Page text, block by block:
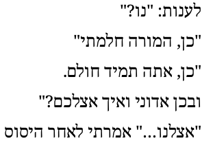
לענות: "נו?"
"כן, המורה חלמתי"
"כן, אתה תמיד חולם.
ובכן אדוני ואיך אצלכם?"
"אצלנו…" אמרתי לאחר היסוס